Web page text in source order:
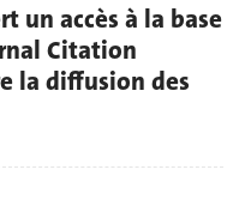
un accès à la base
Citation
la diffusion des